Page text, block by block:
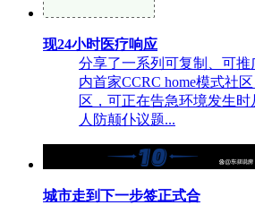
现24小时医疗响应
分享了一系列可复制、可
内首家CCRC home模式社
区，可正在告急环境发生
人防颠仆议题...
城市走到下一步签正式合